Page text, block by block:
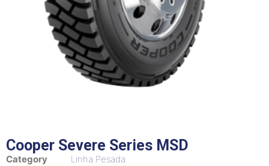
Cooper Severe Series MSD
Category Linha Pesada